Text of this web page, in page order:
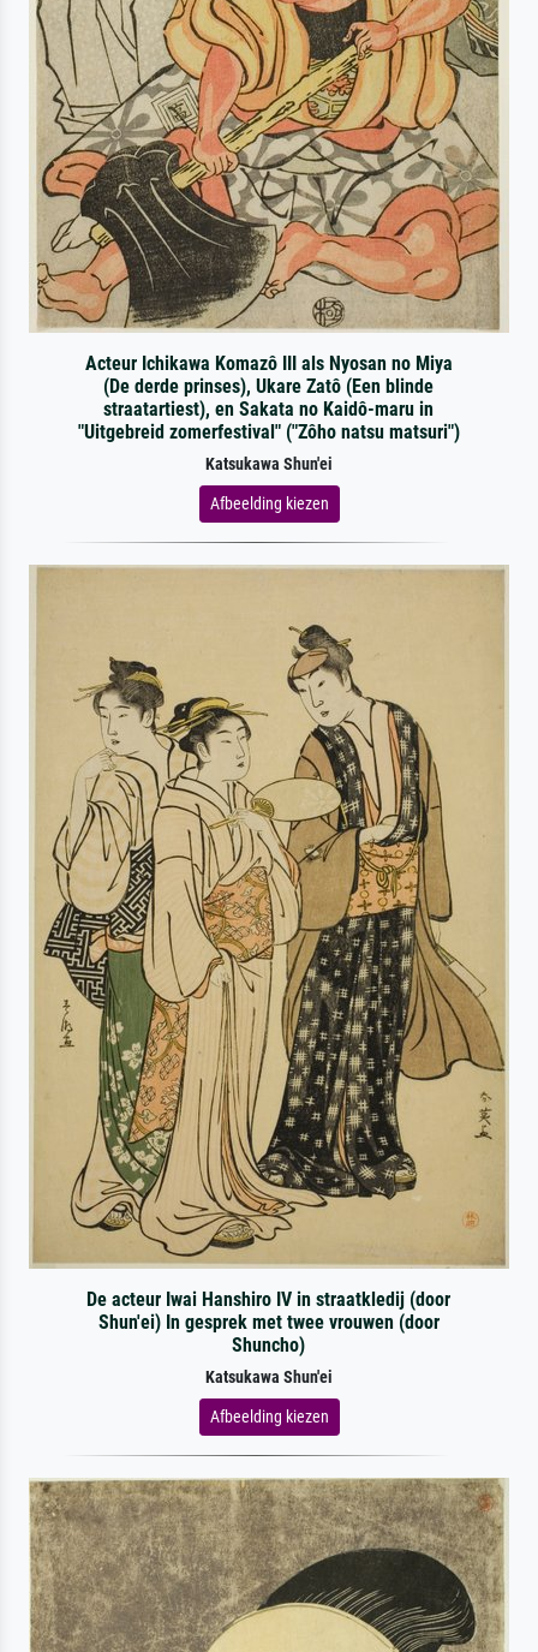
Acteur Ichikawa Komazô III als Nyosan no Miya
(De derde prinses), Ukare Zatô (Een blinde
straatartiest), en Sakata no Kaidô-maru in
"Uitgebreid zomerfestival" ("Zôho natsu matsuri")
Katsukawa Shun'ei
Afbeelding kiezen
De acteur Iwai Hanshiro IV in straatkledij (door
Shun'ei) In gesprek met twee vrouwen (door
Shuncho)
Katsukawa Shun'ei
Afbeelding kiezen